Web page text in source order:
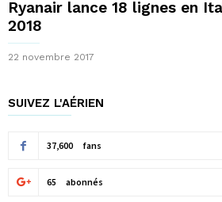
Ryanair lance 18 lignes en
2018
22 novembre 2017
SUIVEZ L'AÉRIEN
37,600 fans
65 abonnés